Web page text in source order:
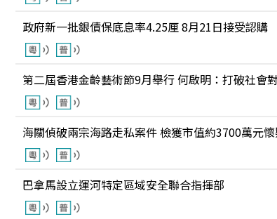
政府新一批銀債保底息率4.25厘 8月21日接受認購
第二屆香港金齡藝術節9月舉行 何啟明：打破社會
海關偵破兩宗海路走私案件 檢獲市值約3700萬元
巴拿馬設立運河特定區域安全聯合指揮部